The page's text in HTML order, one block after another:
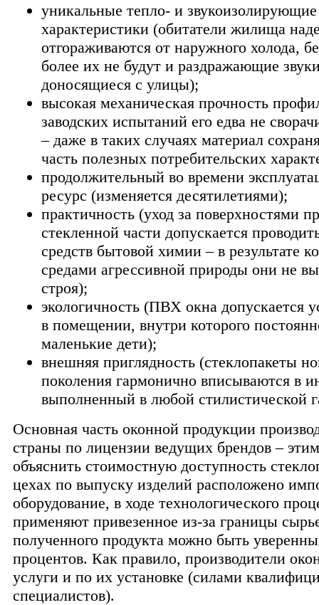
уникальные тепло- и звукоизолирующие
характеристики (обитатели жилища
отгораживаются от наружного холода,
более их не будут и раздражающие
доносящиеся с улицы);
высокая механическая прочность
заводских испытаний его едва не
– даже в таких случаях материал
часть полезных потребительских
продолжительный во времени
ресурс (изменяется десятилетиями);
практичность (уход за поверхностями
стекленной части допускается
средств бытовой химии – в результате
средами агрессивной природы они не
строя);
экологичность (ПВХ окна допускается
в помещении, внутри которого
маленькие дети);
внешняя приглядность (стеклопакеты
поколения гармонично вписываются в
выполненный в любой стилистической
Основная часть оконной продукции
страны по лицензии ведущих брендов –
объяснить стоимостную доступность
цехах по выпуску изделий расположено
оборудование, в ходе технологического
применяют привезенное из-за границы
полученного продукта можно быть
процентов. Как правило, производители
услуги и по их установке (силами
специалистов).